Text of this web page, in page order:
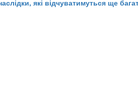
які відчуватимуться ще